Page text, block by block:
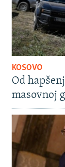
KOSOVO
Od
masovnoj